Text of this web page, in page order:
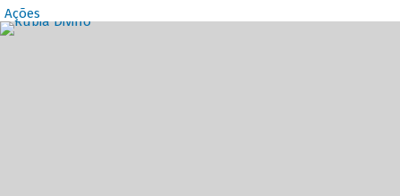
Ações
Destaques